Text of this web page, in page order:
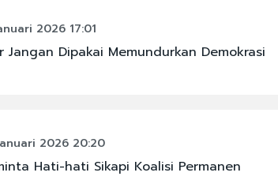
2026 17:01
Jangan Dipakai Memundurkan Demokrasi
2026 20:20
Hati-hati Sikapi Koalisi Permanen